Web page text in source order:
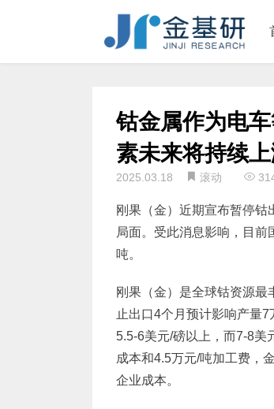
钴金属作为电
素未来将持续
2025.03.18 滚动
刚果（金）近期宣布暂停
局面。受此消息影响，目
吨。
刚果（金）是全球钴资源
止出口4个月预计影响产量
5.5-6美元/磅以上，而7-8美
成本和4.5万元/吨加工费，
企业成本。